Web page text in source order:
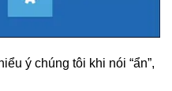
ý chúng tôi khi nói “ẩn”,